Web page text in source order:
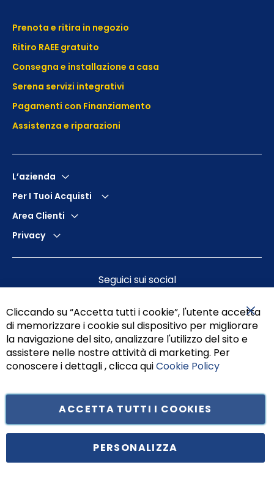
Prenota e ritira in negozio
Ritiro RAEE gratuito
Consegna e installazione a casa
Serena servizi integrativi
Pagamenti con Finanziamento
Assistenza e riparazioni
L’azienda
Per I Tuoi Acquisti
Area Clienti
Privacy
Seguici sui social
Principe di Piemonte 199, cap. 80026 Casoria (NA) - C.F. 05834470634 -
Cliccando su “Accetta tutti i cookie”, l'utente accetta
di memorizzare i cookie sul dispositivo per migliorare
la navigazione del sito, analizzare l'utilizzo del sito e
assistere nelle nostre attività di marketing. Per
conoscere i dettagli , clicca quiCookie Policy
ACCETTA TUTTI I COOKIES
PERSONALIZZA